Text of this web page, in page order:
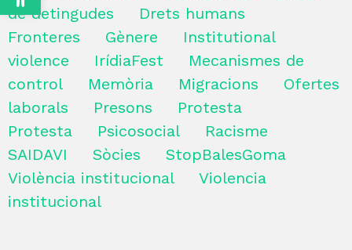
de detingudes
Drets humans
Fronteres
Gènere
Institutional
violence
IrídiaFest
Mecanismes de
control
Memòria Migracions
Ofertes
laborals
Presons
Protesta
Protesta
Psicosocial
Racisme
SAIDAVI
Sòcies
StopBalesGoma
Violència institucional
Violencia
institucional